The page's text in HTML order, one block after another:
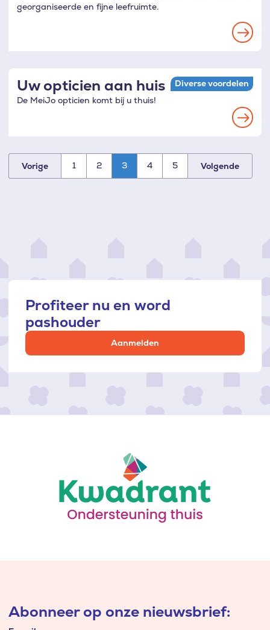
georganiseerde en fijne leefruimte.
Read
Uw opticien aan huis
De MeiJo opticien komt bij u thuis!
Read
Diverse voordelen
Paginatie
Vorige 1 2 3 4 5 Volgende
Profiteer nu en word
pashouder
Aanmelden
Abonneer op onze nieuwsbrief: